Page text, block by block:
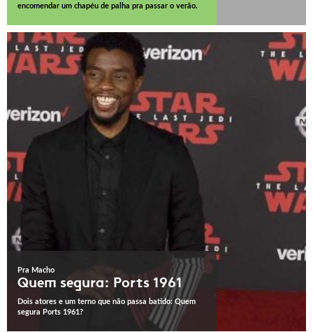
encomendar um chapéu de palha pra passar o verão.
Pra Macho
Quem segura: Ports 1961
Dois atores e um terno que não passa batido: Quem
segura Ports 1961?